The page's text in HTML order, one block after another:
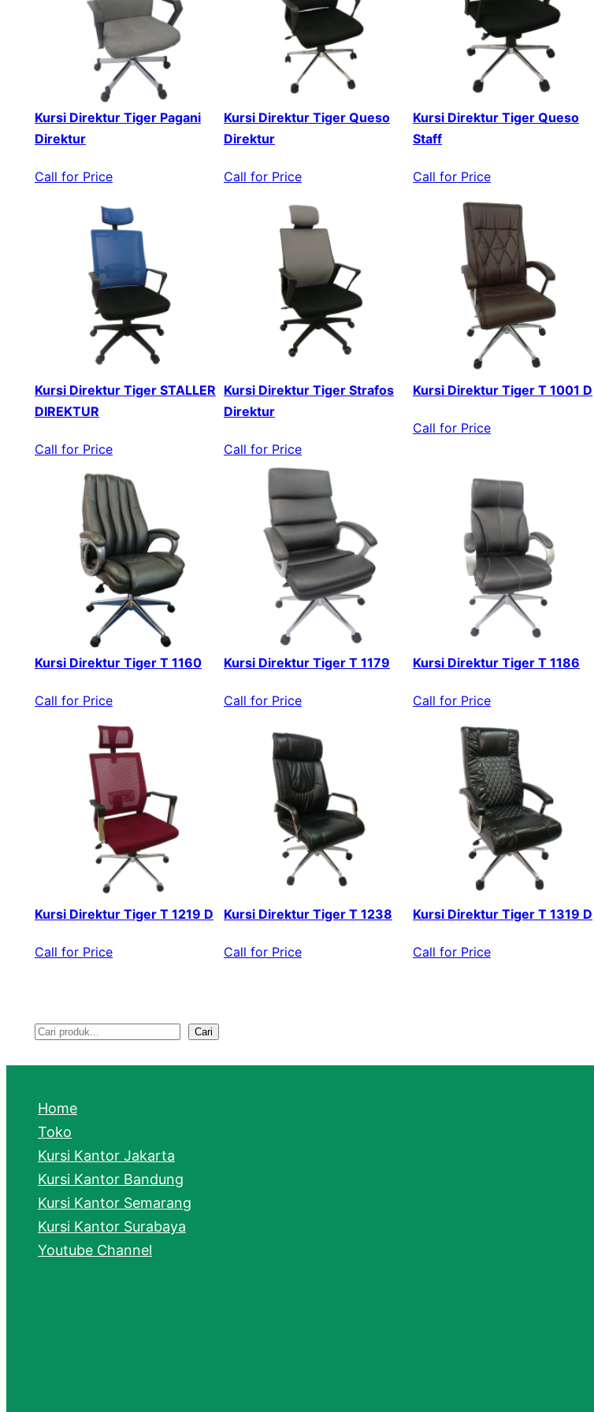
Kursi Direktur Tiger Pagani
Direktur
Call for Price
Kursi Direktur Tiger Queso
Direktur
Call for Price
Kursi Direktur Tiger Queso
Staff
Call for Price
Kursi Direktur Tiger STALLER
DIREKTUR
Call for Price
Kursi Direktur Tiger Strafos
Direktur
Call for Price
Kursi Direktur Tiger T 1001 D
Call for Price
Kursi Direktur Tiger T 1160
Call for Price
Kursi Direktur Tiger T 1179
Call for Price
Kursi Direktur Tiger T 1186
Call for Price
Kursi Direktur Tiger T 1219 D
Call for Price
Kursi Direktur Tiger T 1238
Call for Price
Kursi Direktur Tiger T 1319 D
Call for Price
S
e
a
r
c
h
Cari
Home
Toko
Kursi Kantor Jakarta
Kursi Kantor Bandung
Kursi Kantor Semarang
Kursi Kantor Surabaya
Youtube Channel